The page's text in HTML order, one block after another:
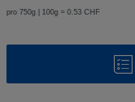
pro 750g | 100g = 0.53 CHF